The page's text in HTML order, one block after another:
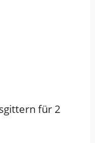
für 2